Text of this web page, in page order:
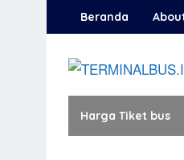
Loncat
ke
konten
Beranda
Harga Tiket bus